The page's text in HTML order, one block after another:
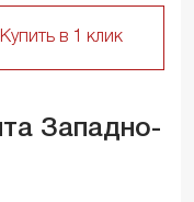
Купить в 1 клик
Западно-